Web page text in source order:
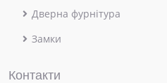
Дверна фурнітура
Замки
Контакти